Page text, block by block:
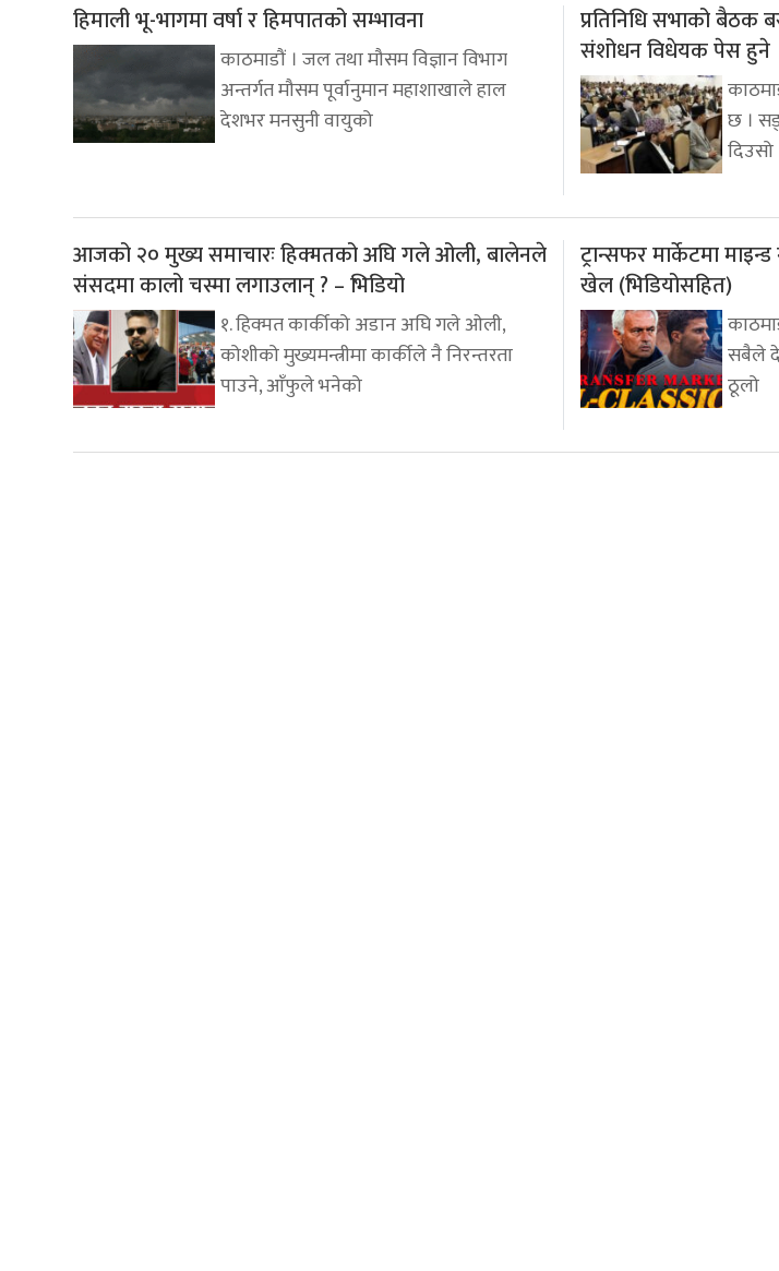
हिमाली भू-भागमा वर्षा र हिमपातको सम्भावना
काठमाडौं । जल तथा मौसम विज्ञान विभाग
अन्तर्गत मौसम पूर्वानुमान महाशाखाले हाल
देशभर मनसुनी वायुको
प्रतिनिधि सभाको बैठक
संशोधन विधेयक पेस हुने
छ ।
दिउसो
आजको २० मुख्य समाचारः हिक्मतको अघि गले ओली, बालेनले
संसदमा कालो चस्मा लगाउलान् ? – भिडियो
१. हिक्मत कार्कीको अडान अघि गले ओली,
कोशीको मुख्यमन्त्रीमा कार्कीले नै निरन्तरता
पाउने, आँफुले भनेको
ट्रान्सफर मार्केटमा
खेल (भिडियोसहित)
सबैले
ठूलो